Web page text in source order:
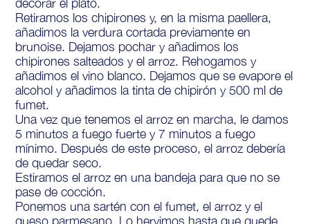
decorar el plato.
Retiramos los chipirones y, en la misma paellera,
añadimos la verdura cortada previamente en
brunoise. Dejamos pochar y añadimos los
chipirones salteados y el arroz. Rehogamos y
añadimos el vino blanco. Dejamos que se evapore el
alcohol y añadimos la tinta de chipirón y 500 ml de
fumet.
Una vez que tenemos el arroz en marcha, le damos
5 minutos a fuego fuerte y 7 minutos a fuego
mínimo. Después de este proceso, el arroz debería
de quedar seco.
Estiramos el arroz en una bandeja para que no se
pase de cocción.
Ponemos una sartén con el fumet, el arroz y el
queso parmesano. Lo hervimos hasta que quede